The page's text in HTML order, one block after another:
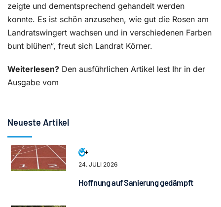
zeigte und dementsprechend gehandelt werden
konnte. Es ist schön anzusehen, wie gut die Rosen am
Landratswingert wachsen und in verschiedenen Farben
bunt blühen“, freut sich Landrat Körner.
Weiterlesen? Den ausführlichen Artikel lest Ihr in der
Ausgabe vom
Neueste Artikel
24. JULI 2026
Hoffnung auf Sanierung gedämpft